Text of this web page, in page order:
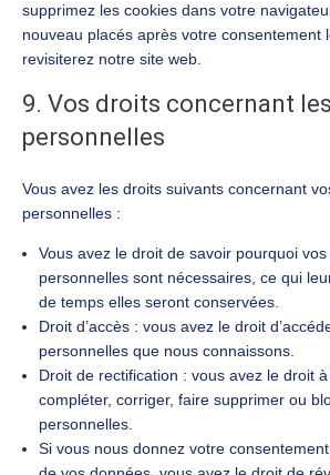
supprimez les cookies dans votre
nouveau placés après votre consentement
revisiterez notre site web.
9. Vos droits concernant
personnelles
Vous avez les droits suivants concernant
personnelles :
Vous avez le droit de savoir pourquoi
personnelles sont nécessaires, ce qui
de temps elles seront conservées.
Droit d’accès : vous avez le droit
personnelles que nous connaissons.
Droit de rectification : vous avez le droit
compléter, corriger, faire supprimer ou
personnelles.
Si vous nous donnez votre